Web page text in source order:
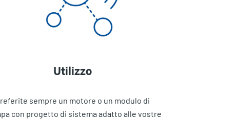
Utilizzo
sempre un motore o un modulo di
con progetto di sistema adatto alle vostre